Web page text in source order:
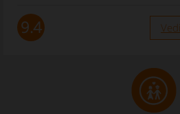
9.4